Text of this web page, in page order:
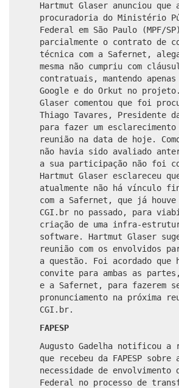
Hartmut Glaser anunciou que
procuradoria do Ministério
Federal em São Paulo (MPF/
parcialmente o contrato de
técnica com a Safernet,
mesma não cumpriu com
contratuais, mantendo
Google e do Orkut no
Glaser comentou que foi
Thiago Tavares, Presidente
para fazer um
reunião na data de hoje.
não havia sido avaliado
a sua participação não foi
Hartmut Glaser esclareceu
atualmente não há vínculo
com a Safernet, que já
CGI.br no passado, para
criação de uma infra-
software. Hartmut Glaser
reunião com os envolvidos
a questão. Foi acordado que
convite para ambas as partes,
e a Safernet, para fazerem
pronunciamento na próxima
CGI.br.
FAPESP
Augusto Gadelha notificou a
que recebeu da FAPESP sobre
necessidade de envolvimento
Federal no processo de